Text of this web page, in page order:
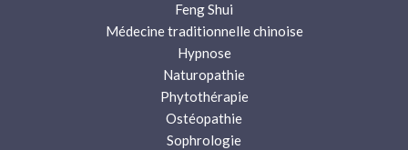
Feng Shui
Médecine traditionnelle chinoise
Hypnose
Naturopathie
Phytothérapie
Ostéopathie
Sophrologie